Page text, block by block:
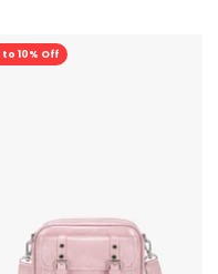
to 10% Off
sconto